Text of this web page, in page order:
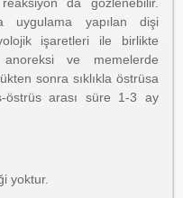
uygulama yapılan dişi
işaretleri ile birlikte
ve memelerde
sonra sıklıkla östrüsa
östrüs arası süre 1-3 ay
yoktur.